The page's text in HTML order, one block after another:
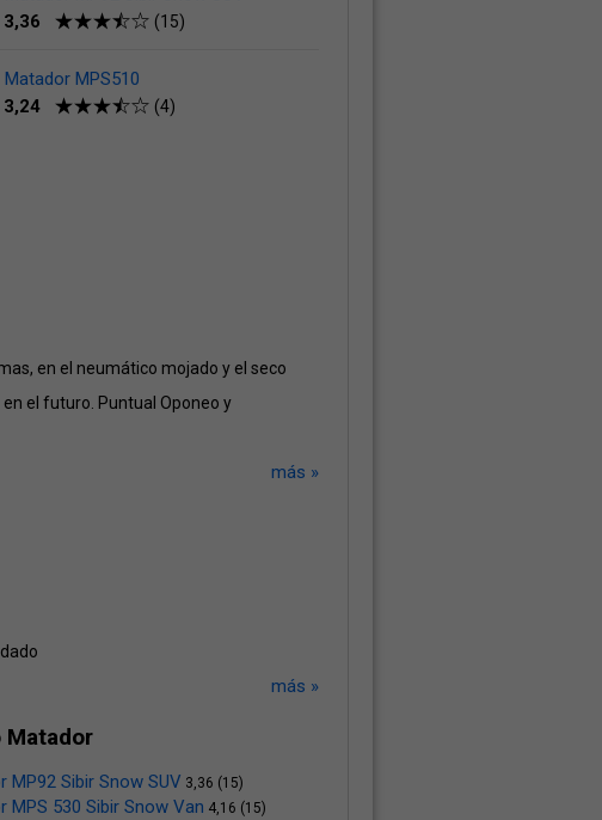
3,36
(15)
Matador MPS510
3,24
(4)
en el neumático mojado y el seco
el futuro. Puntual Oponeo y
más »
más »
MP92 Sibir Snow SUV 3,36 (15)
MPS 530 Sibir Snow Van 4,16 (15)